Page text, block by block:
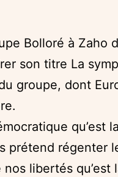
Bolloré à Zaho
son titre La
groupe, dont
qu’est
prétend régenter
libertés qu’est